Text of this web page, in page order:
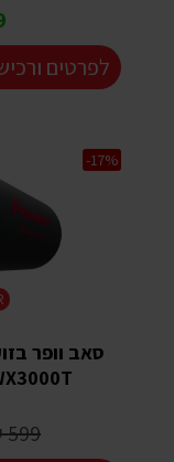
לפרטים
599 ₪
-17%